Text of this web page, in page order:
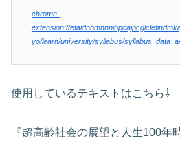
chrome-
extension://
yo/learn/university/syllabus/
使用しているテキストはこちら⇩
『超高齢社会の展望と人生100年